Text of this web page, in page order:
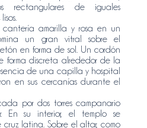
rectangulares de iguales
cantería amarilla y rosa en un
un gran vitral sobre el
en forma de sol. Un cordón
forma discreta alrededor de la
de una capilla y hospital
en sus cercanías durante el
por dos torres campanario
En su interior, el templo se
latina. Sobre el altar, como